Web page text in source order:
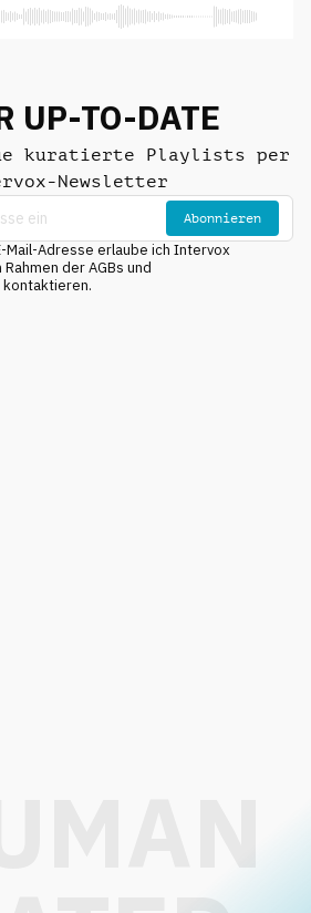
UP-TO-DATE
kuratierte Playlists per
Newsletter
Abonnieren
Mail-Adresse erlaube ich Intervox
der AGBs und